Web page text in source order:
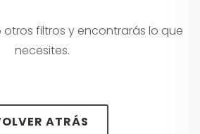
filtros y encontrarás lo que
necesites.
ATRÁS